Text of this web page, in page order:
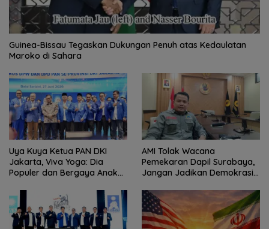
Guinea-Bissau Tegaskan Dukungan Penuh atas Kedaulatan
Maroko di Sahara
Uya Kuya Ketua PAN DKI
Jakarta, Viva Yoga: Dia
Populer dan Bergaya Anak
AMI Tolak Wacana
Pemekaran Dapil Surabaya,
Jangan Jadikan Demokrasi
Politik